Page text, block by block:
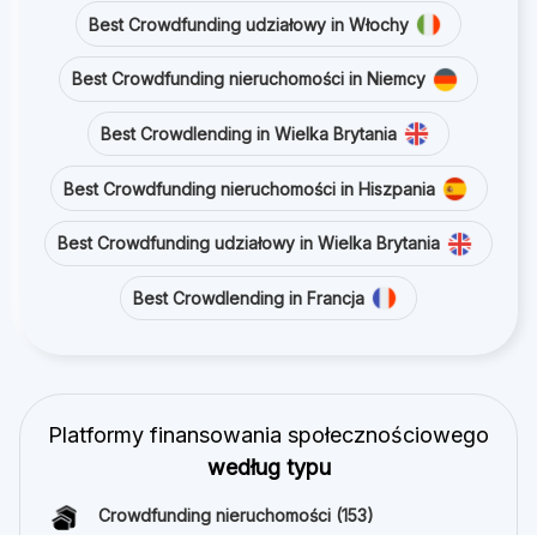
Best Crowdfunding udziałowy in Włochy
Best Crowdfunding nieruchomości in Niemcy
Best Crowdlending in Wielka Brytania
Best Crowdfunding nieruchomości in Hiszpania
Best Crowdfunding udziałowy in Wielka Brytania
Best Crowdlending in Francja
Platformy finansowania społecznościowego
według typu
Crowdfunding nieruchomości (153)